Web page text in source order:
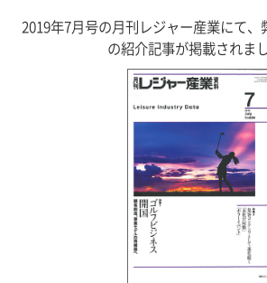
2019年7月号の月刊レジャー産業にて、
の紹介記事が掲載されまし